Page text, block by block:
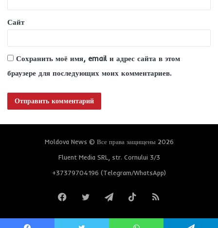
*
Сайт
Сохранить моё имя, email и адрес сайта в этом
браузере для последующих моих комментариев.
Moldova News © Все права защищены 2026
Fluent Media SRL, str. Cornului 3/3
+37379704196 (Telegram/WhatsApp)
FacebookTwitterTelegramTikTokRSS